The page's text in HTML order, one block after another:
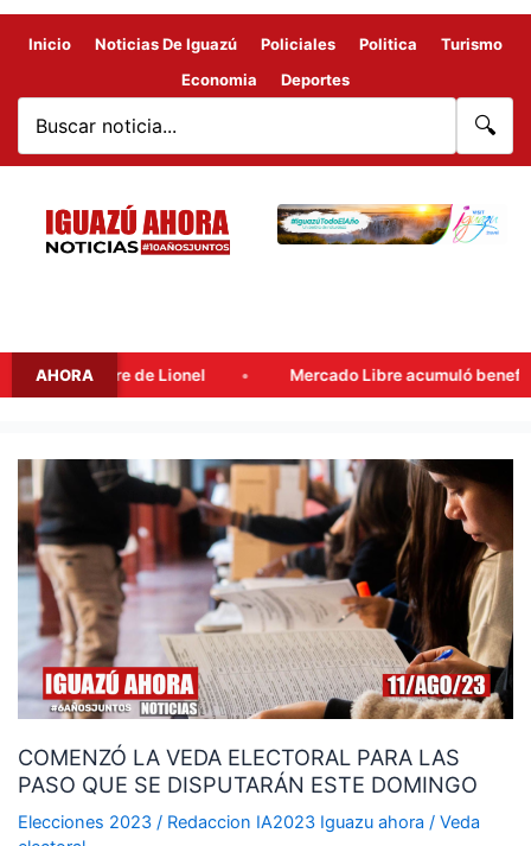
Inicio Noticias De Iguazú Policiales Politica
Turismo
Economia
Deportes
🔍
AHORA
padre de Lionel Mercado Libre acumuló beneficios
COMENZÓ LA VEDA ELECTORAL PARA LAS
PASO QUE SE DISPUTARÁN ESTE DOMINGO
Elecciones 2023/ Redaccion IA2023 Iguazu ahora / Veda
COMENZÓ
LA
VEDA
ELECTORAL
PARA
LAS
PASO
QUE
SE
ESTE
DOMINGO